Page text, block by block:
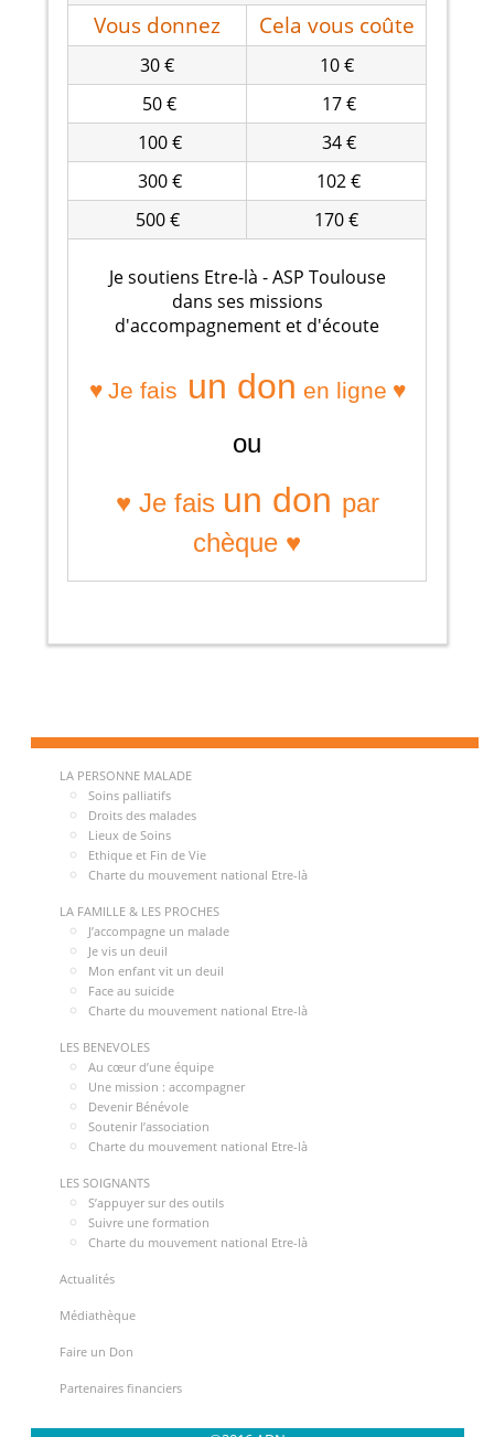
Vous donnez Cela vous coûte
30 €
10 €
50 €
17 €
100 €
34 €
300 €
102 €
500 €
170 €
Je soutiens Etre-là - ASP Toulouse
dans ses missions
d'accompagnement et d'écoute
♥ Je fais un don en ligne ♥
ou
♥ Je fais un don par
chèque ♥
LA PERSONNE MALADE
Soins palliatifs
Droits des malades
Lieux de Soins
Ethique et Fin de Vie
Charte du mouvement national Etre-là
LA FAMILLE & LES PROCHES
J’accompagne un malade
Je vis un deuil
Mon enfant vit un deuil
Face au suicide
Charte du mouvement national Etre-là
LES BENEVOLES
Au cœur d’une équipe
Une mission : accompagner
Devenir Bénévole
Soutenir l’association
Charte du mouvement national Etre-là
LES SOIGNANTS
S’appuyer sur des outils
Suivre une formation
Charte du mouvement national Etre-là
Actualités
Médiathèque
Faire un Don
Partenaires financiers